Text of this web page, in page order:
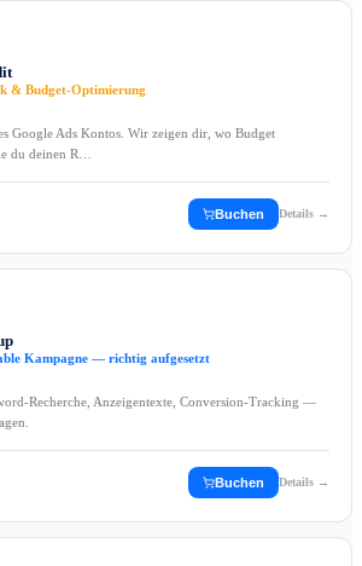
& Budget-Optimierung
Google Ads Kontos. Wir zeigen dir, wo Budget
du deinen R…
Buchen Details →
Kampagne — richtig aufgesetzt
Recherche, Anzeigentexte, Conversion-Tracking —
Buchen Details →